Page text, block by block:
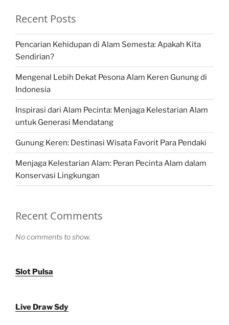
Recent Posts
Pencarian Kehidupan di Alam Semesta: Apakah Kita
Sendirian?
Mengenal Lebih Dekat Pesona Alam Keren Gunung di
Indonesia
Inspirasi dari Alam Pecinta: Menjaga Kelestarian Alam
untuk Generasi Mendatang
Gunung Keren: Destinasi Wisata Favorit Para Pendaki
Menjaga Kelestarian Alam: Peran Pecinta Alam dalam
Konservasi Lingkungan
Recent Comments
No comments to show.
Slot Pulsa
Live Draw Sdy